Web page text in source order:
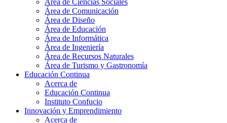
Área de Comunicación
Área de Diseño
Área de Educación
Área de Informática
Área de Ingeniería
Área de Recursos Naturales
Área de Turismo y Gastronomía
Educación Continua
Acerca de
Educación Continua
Instituto Confucio
Innovación y Emprendimiento
Acerca de